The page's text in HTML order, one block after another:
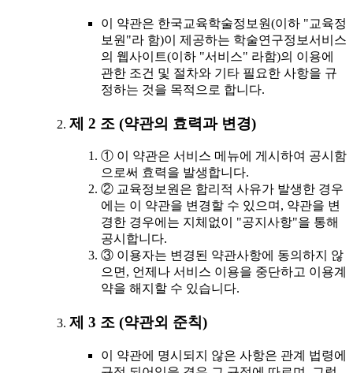
이 약관은 한국교육학술정보원(이하 "교육정
보원"라 함)이 제공하는 학술연구정보서비스
의 웹사이트(이하 "서비스" 라함)의 이용에
관한 조건 및 절차와 기타 필요한 사항을 규
정하는 것을 목적으로 합니다.
제 2 조 (약관의 효력과 변경)
① 이 약관은 서비스 메뉴에 게시하여 공시함
으로써 효력을 발생합니다.
② 교육정보원은 합리적 사유가 발생한 경우
에는 이 약관을 변경할 수 있으며, 약관을 변
경한 경우에는 지체없이 "공지사항"을 통해
공시합니다.
③ 이용자는 변경된 약관사항에 동의하지 않
으면, 언제나 서비스 이용을 중단하고 이용계
약을 해지할 수 있습니다.
제 3 조 (약관외 준칙)
이 약관에 명시되지 않은 사항은 관계 법령에